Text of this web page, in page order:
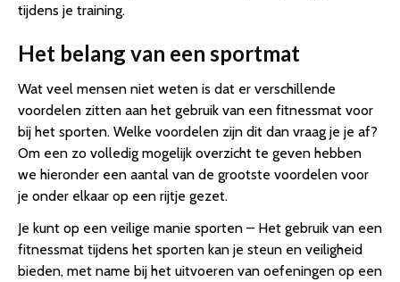
tijdens je training.
Het belang van een sportmat
Wat veel mensen niet weten is dat er verschillende
voordelen zitten aan het gebruik van een fitnessmat voor
bij het sporten. Welke voordelen zijn dit dan vraag je je af?
Om een zo volledig mogelijk overzicht te geven hebben
we hieronder een aantal van de grootste voordelen voor
je onder elkaar op een rijtje gezet.
Je kunt op een veilige manie sporten – Het gebruik van een
fitnessmat tijdens het sporten kan je steun en veiligheid
bieden, met name bij het uitvoeren van oefeningen op een